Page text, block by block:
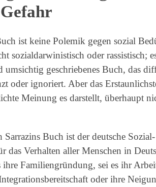
ist keine Polemik gegen sozial
sozialdarwinistisch oder rassistisch;
geschriebenes Buch, das
oder ignoriert. Aber das
Meinung es darstellt, überhaupt
Sarrazins Buch ist der deutsche
das Verhalten aller Menschen in
ihre Familiengründung, sei es ihr
oder ihre